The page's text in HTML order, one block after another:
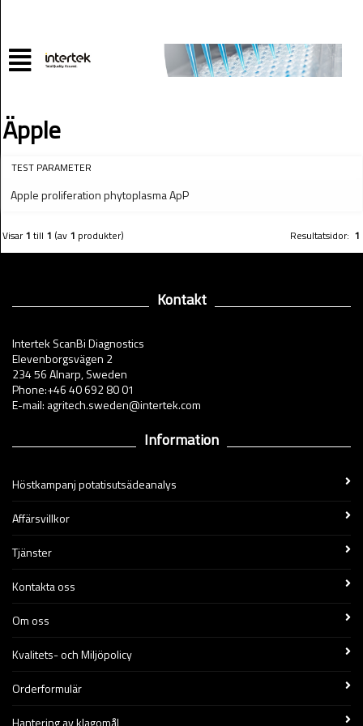
Äpple
TEST PARAMETER
Apple proliferation phytoplasma ApP
Visar1 till 1 (av 1 produkter) Resultatsidor: 1
Kontakt
Intertek ScanBi Diagnostics
Elevenborgsvägen 2
234 56 Alnarp, Sweden
Phone:+46 40 692 80 01
E-mail: agritech.sweden@intertek.com
Information
Höstkampanj potatisutsädeanalys
Affärsvillkor
Tjänster
Kontakta oss
Om oss
Kvalitets- och Miljöpolicy
Orderformulär
Hantering av klagomål